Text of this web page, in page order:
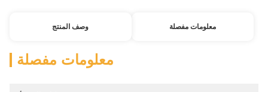
معلومات مفصلة وصف المنتج
معلومات مفصلة